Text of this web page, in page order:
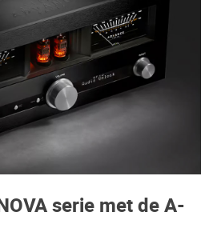
serie met de A-